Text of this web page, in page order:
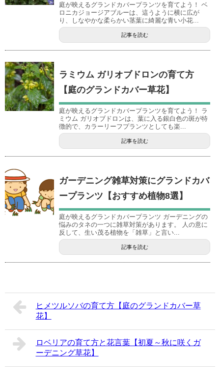
庭が映えるグランドカバープランツを育てよう！ ベ
ロニカジョージアブルーは、這うように横に広が
り、しなやかな柔らかい茎葉に綺麗な青い小花...
記事を読む
ラミウム ガリオブドロンの育て方
【庭のグランドカバー草花】
庭が映えるグランドカバープランツを育てよう！ ラ
ミウム ガリオブドロンは、葉に入る銀白色の斑が特
徴的で、カラーリーフプランツとしても楽...
記事を読む
ガーデニング雑草対策にグランドカバ
ープランツ【おすすめ植物8選】
庭が映えるグランドカバープランツ ガーデニングの
悩みのタネの一つに雑草対策があります。 人の意に
反して、生い茂る植物を「雑草」と言い...
記事を読む
ヒメツルソバの育て方【庭のグランドカバー草
花】
ロベリアの育て方と花言葉【初夏～秋に咲くガ
ーデニング草花】